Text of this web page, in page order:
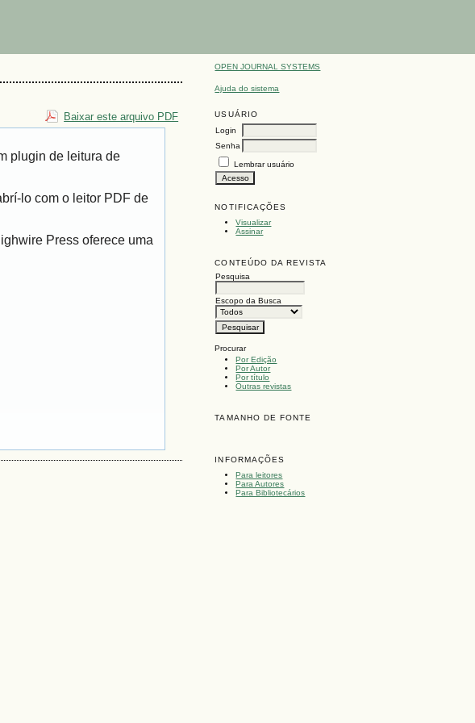
OPEN JOURNAL SYSTEMS
Ajuda do sistema
USUÁRIO
Login
Senha
Lembrar usuário
NOTIFICAÇÕES
Visualizar
Assinar
CONTEÚDO DA REVISTA
Pesquisa
Escopo da Busca
Procurar
Por Edição
Por Autor
Por título
Outras revistas
TAMANHO DE FONTE
INFORMAÇÕES
Para leitores
Para Autores
Para Bibliotecários
Baixar este arquivo PDF
plugin de leitura de
lo com o leitor PDF de
Press oferece uma